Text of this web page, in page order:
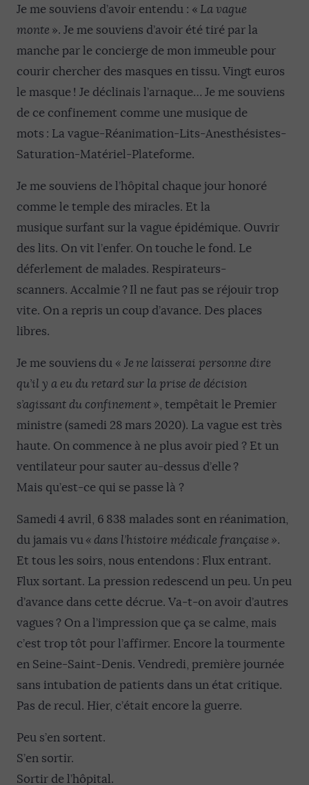
Je me souviens d’avoir entendu : « La vague
monte ». Je me souviens d’avoir été tiré par la
manche par le concierge de mon immeuble pour
courir chercher des masques en tissu. Vingt euros
le masque ! Je déclinais l’arnaque… Je me souviens
de ce confinement comme une musique de
mots : La vague-Réanimation-Lits-Anesthésistes-
Saturation-Matériel-Plateforme.
Je me souviens de l’hôpital chaque jour honoré
comme le temple des miracles. Et la
musique surfant sur la vague épidémique. Ouvrir
des lits. On vit l’enfer. On touche le fond. Le
déferlement de malades. Respirateurs-
scanners. Accalmie ? Il ne faut pas se réjouir trop
vite. On a repris un coup d’avance. Des places
libres.
Je me souviens du« Je ne laisserai personne dire
qu’il y a eu du retard sur la prise de décision
s’agissant du confinement », tempêtait le Premier
ministre (samedi 28 mars 2020). La vague est très
haute. On commence à ne plus avoir pied ? Et un
ventilateur pour sauter au-dessus d’elle ?
Mais qu’est-ce qui se passe là ?
Samedi 4 avril, 6 838 malades sont en réanimation,
du jamais vu« dans l’histoire médicale française ».
Et tous les soirs, nous entendons : Flux entrant.
Flux sortant. La pression redescend un peu. Un peu
d’avance dans cette décrue. Va-t-on avoir d’autres
vagues ? On a l’impression que ça se calme, mais
c’est trop tôt pour l’affirmer. Encore la tourmente
en Seine-Saint-Denis. Vendredi, première journée
sans intubation de patients dans un état critique.
Pas de recul. Hier, c’était encore la guerre.
Peu s’en sortent.
S’en sortir.
Sortir de l’hôpital.